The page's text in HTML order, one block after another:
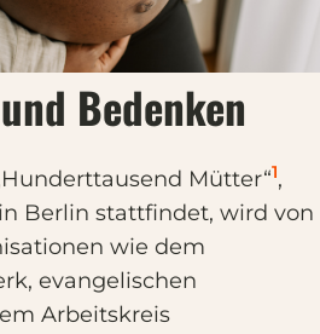
Bedenken
Mütter“1,
Berlin stattfindet, wird von
wie dem
evangelischen
Arbeitskreis